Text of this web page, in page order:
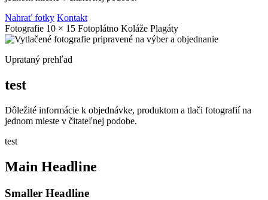
Nahrať fotky Kontakt
Fotografie 10 × 15 Fotoplátno Koláže Plagáty
Uprataný prehľad
test
Dôležité informácie k objednávke, produktom a tlači fotografií na
jednom mieste v čitateľnej podobe.
test
Main Headline
Smaller Headline